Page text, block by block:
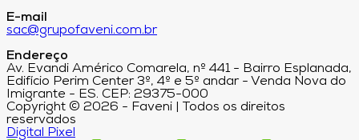
E-mail
sac@grupofaveni.com.br
Endereço
Av. Evandi Américo Comarela, nº 441 - Bairro Esplanada,
Edifício Perim Center 3º, 4º e 5º andar - Venda Nova do
Imigrante - ES. CEP: 29375-000
Copyright © 2026 - Faveni | Todos os direitos
reservados
Digital Pixel